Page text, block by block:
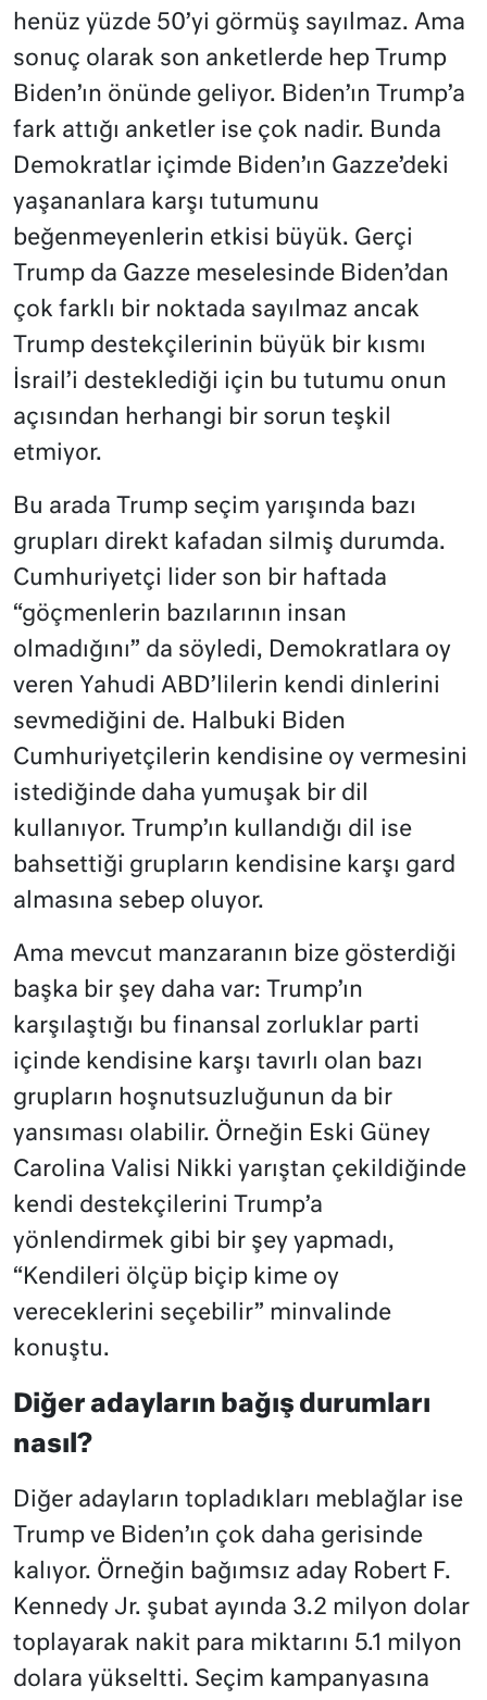
henüz yüzde 50’yi görmüş sayılmaz. Ama
sonuç olarak son anketlerde hep Trump
Biden’ın önünde geliyor. Biden’ın Trump’a
fark attığı anketler ise çok nadir. Bunda
Demokratlar içimde Biden’ın Gazze’deki
yaşananlara karşı tutumunu
beğenmeyenlerin etkisi büyük. Gerçi
Trump da Gazze meselesinde Biden’dan
çok farklı bir noktada sayılmaz ancak
Trump destekçilerinin büyük bir kısmı
İsrail’i desteklediği için bu tutumu onun
açısından herhangi bir sorun teşkil
etmiyor.
Bu arada Trump seçim yarışında bazı
grupları direkt kafadan silmiş durumda.
Cumhuriyetçi lider son bir haftada
“göçmenlerin bazılarının insan
olmadığını” da söyledi, Demokratlara oy
veren Yahudi ABD’lilerin kendi dinlerini
sevmediğini de. Halbuki Biden
Cumhuriyetçilerin kendisine oy vermesini
istediğinde daha yumuşak bir dil
kullanıyor. Trump’ın kullandığı dil ise
bahsettiği grupların kendisine karşı gard
almasına sebep oluyor.
Ama mevcut manzaranın bize gösterdiği
başka bir şey daha var: Trump’ın
karşılaştığı bu finansal zorluklar parti
içinde kendisine karşı tavırlı olan bazı
grupların hoşnutsuzluğunun da bir
yansıması olabilir. Örneğin Eski Güney
Carolina Valisi Nikki yarıştan çekildiğinde
kendi destekçilerini Trump’a
yönlendirmek gibi bir şey yapmadı,
“Kendileri ölçüp biçip kime oy
vereceklerini seçebilir” minvalinde
konuştu.
Diğer adayların bağış durumları
nasıl?
Diğer adayların topladıkları meblağlar ise
Trump ve Biden’ın çok daha gerisinde
kalıyor. Örneğin bağımsız aday Robert F.
Kennedy Jr. şubat ayında 3.2 milyon dolar
toplayarak nakit para miktarını 5.1 milyon
dolara yükseltti. Seçim kampanyasına